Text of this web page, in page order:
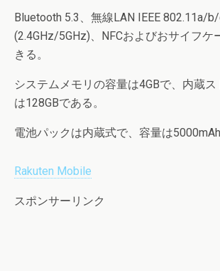
Bluetooth 5.3、無線LAN IEEE 802.11a/
(2.4GHz/5GHz)、NFCおよびおサイフケ
きる。
システムメモリの容量は4GBで、内蔵
は128GBである。
電池パックは内蔵式で、容量は5000mAh
Rakuten Mobile
スポンサーリンク